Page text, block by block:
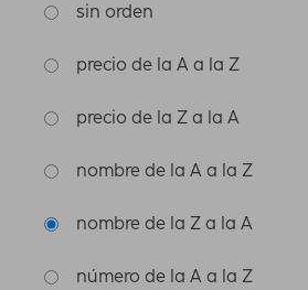
sin orden
precio de la A a la Z
precio de la Z a la A
nombre de la A a la Z
nombre de la Z a la A
número de la A a la Z